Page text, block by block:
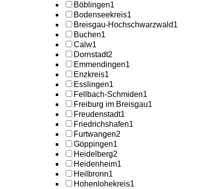
Böblingen1
Bodenseekreis1
Breisgau-Hochschwarzwald1
Buchen1
Calw1
Dornstadt2
Emmendingen1
Enzkreis1
Esslingen1
Fellbach-Schmiden1
Freiburg im Breisgau1
Freudenstadt1
Friedrichshafen1
Furtwangen2
Göppingen1
Heidelberg2
Heidenheim1
Heilbronn1
Hohenlohekreis1